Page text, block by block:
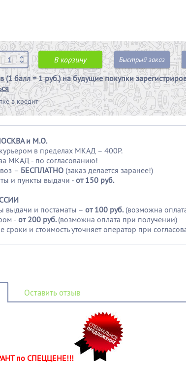
В корзину Быстрый заказ
(1 балл = 1 руб.)на будущие покупки
в кредит
и М.О.
в пределах МКАД – 400Р.
МКАД - по согласованию!
– БЕСПЛАТНО (заказ делается заранее!)
и пункты выдачи -от 150 руб.
выдачи и постаматы –от 100 руб. (возможна
-от 200 руб.(возможна оплата при получении)
сроки и стоимость уточняет оператор при
Оставить отзыв
по СПЕЦЦЕНЕ!!!